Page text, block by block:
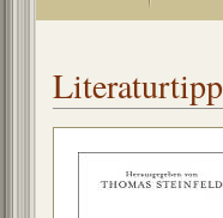
Literaturtipp